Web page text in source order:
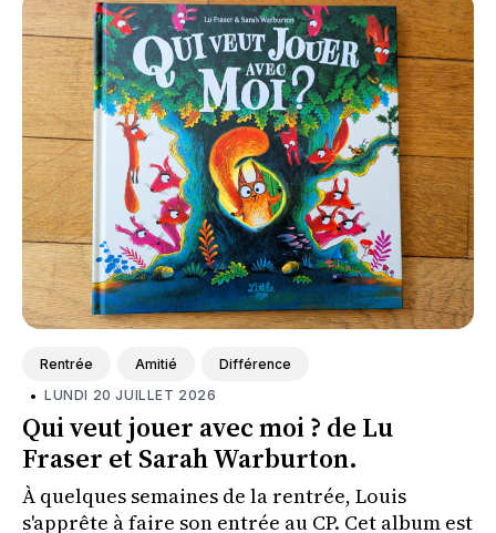
Rentrée Amitié Différence
• LUNDI 20 JUILLET 2026
Qui veut jouer avec moi ? de Lu
Fraser et Sarah Warburton.
À quelques semaines de la rentrée, Louis
s'apprête à faire son entrée au CP. Cet album est